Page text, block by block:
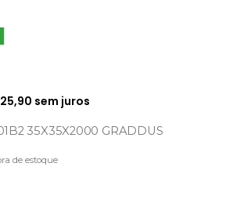
25,90 sem juros
35X35X2000 GRADDUS
de estoque